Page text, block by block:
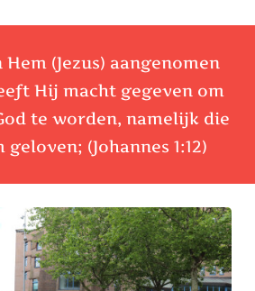
(Jezus) aangenomen
Hij macht gegeven om
te worden, namelijk die
(Johannes 1:12)